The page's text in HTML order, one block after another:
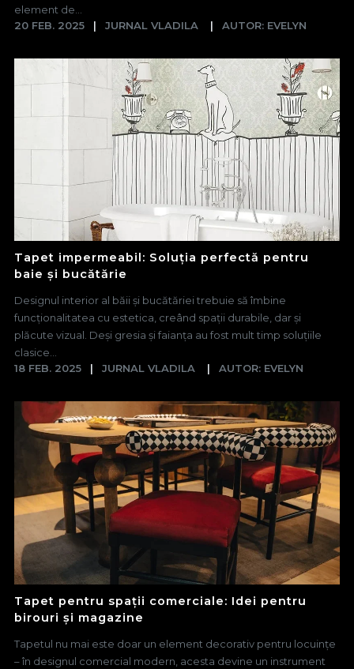
element de...
20 FEB. 2025
JURNAL VLADILA AUTOR: EVELYN
Tapet impermeabil: Soluția perfectă pentru
baie și bucătărie
Designul interior al băii și bucătăriei trebuie să îmbine
funcționalitatea cu estetica, creând spații durabile, dar și
plăcute vizual. Deși gresia și faianța au fost mult timp soluțiile
clasice...
18 FEB. 2025
JURNAL VLADILA AUTOR: EVELYN
Tapet pentru spații comerciale: Idei pentru
birouri și magazine
Tapetul nu mai este doar un element decorativ pentru locuințe
– în designul comercial modern, acesta devine un instrument